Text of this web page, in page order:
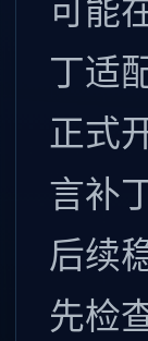
可能
丁适
正式
言补
后续
先检